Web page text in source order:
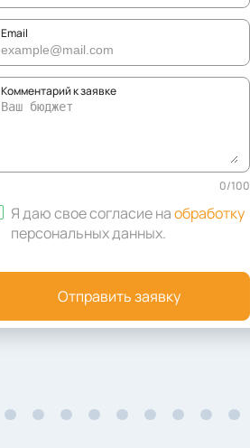
Email
Комментарий к заявке
0/100
Я даю свое согласие наобработку
персональных данных.
Отправить заявку